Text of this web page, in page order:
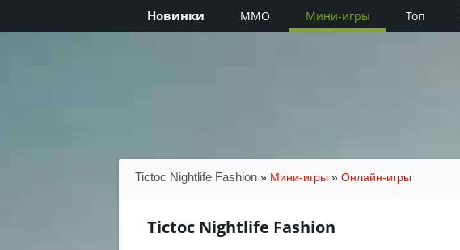
Новинки MMO Мини-игры Топ
Tictoc Nightlife Fashion » Мини-игры » Онлайн-игры
Tictoc Nightlife Fashion